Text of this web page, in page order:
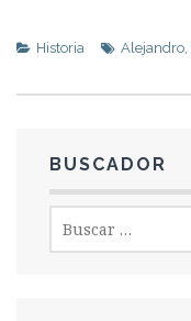
Historia Alejandro
BUSCADOR